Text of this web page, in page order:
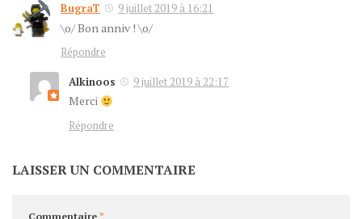
BugraT 9 juillet 2019 à 16:21
\o/ Bon anniv ! \o/
Répondre
Alkinoos
9 juillet 2019 à 22:17
Merci
Répondre
LAISSER UN COMMENTAIRE